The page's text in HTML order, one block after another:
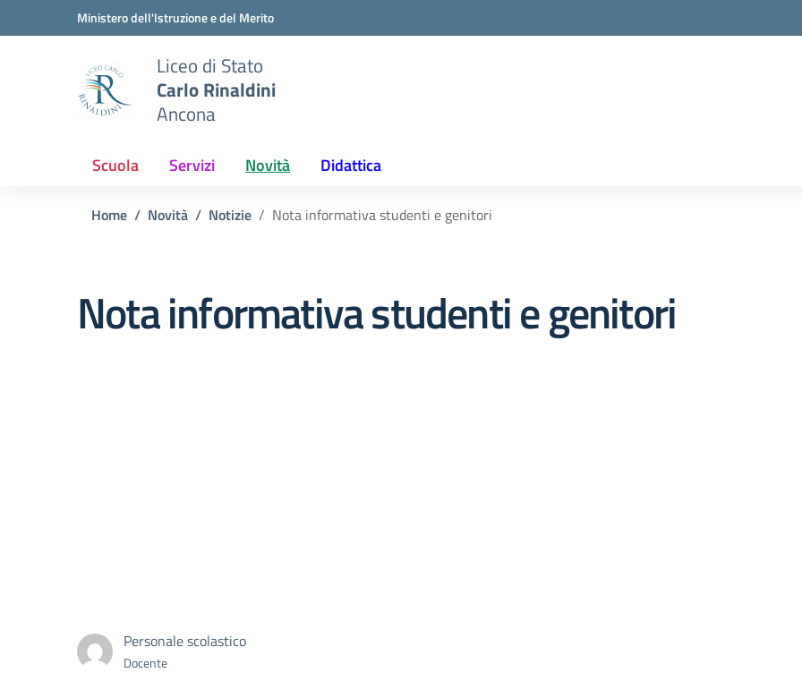
Vai ai contenuti
Vai al menu di navigazioneMinistero dell'Istruzione e del Merito
Liceo di Stato
Carlo Rinaldini
Ancona
Scuola Servizi Novità Didattica
Home Novità Notizie Nota informativa studenti e genitori
Nota informativa studenti e genitori
Personale scolastico
Docente